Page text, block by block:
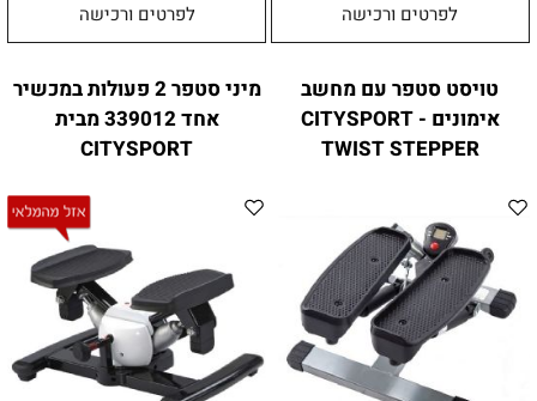
לפרטים ורכישה לפרטים ורכישה
טויסט סטפר עם מחשב
אימונים - CITYSPORT
TWIST STEPPER
מיני סטפר 2 פעולות במכשיר
אחד 339012 מבית
CITYSPORT